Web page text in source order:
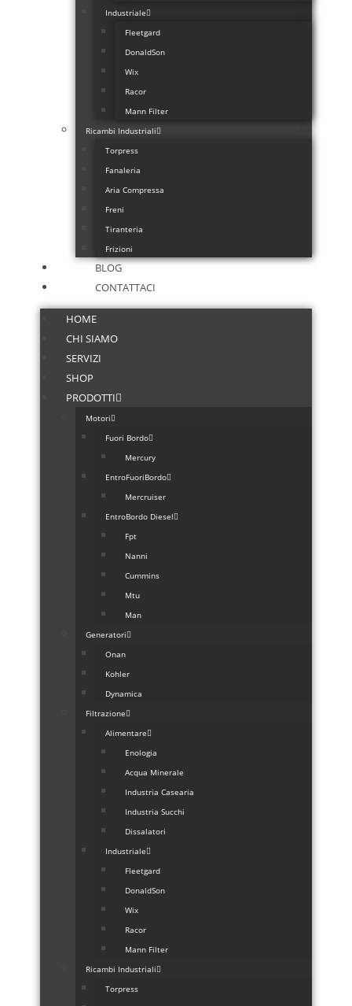
Industriale
Fleetgard
DonaldSon
Wix
Racor
Mann Filter
Ricambi Industriali
Torpress
Fanaleria
Aria Compressa
Freni
Tiranteria
Frizioni
BLOG
CONTATTACI
HOME
CHI SIAMO
SERVIZI
SHOP
PRODOTTI
Motori
Fuori Bordo
Mercury
EntroFuoriBordo
Mercruiser
EntroBordo Diesel
Fpt
Nanni
Cummins
Mtu
Man
Generatori
Onan
Kohler
Dynamica
Filtrazione
Alimentare
Enologia
Acqua Minerale
Industria Casearia
Industria Succhi
Dissalatori
Industriale
Fleetgard
DonaldSon
Wix
Racor
Mann Filter
Ricambi Industriali
Torpress